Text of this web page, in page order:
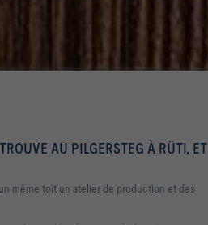
AU PILGERSTEG À RÜTI, ET
même toit un atelier de production et des